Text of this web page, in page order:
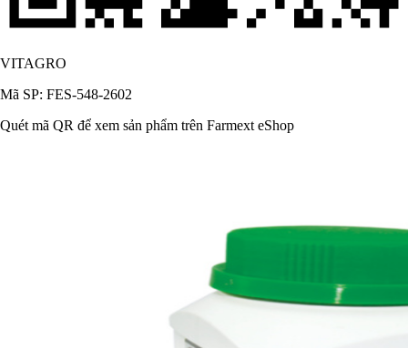
VITAGRO
Mã SP: FES-548-2602
Quét mã QR để xem sản phẩm trên Farmext eShop